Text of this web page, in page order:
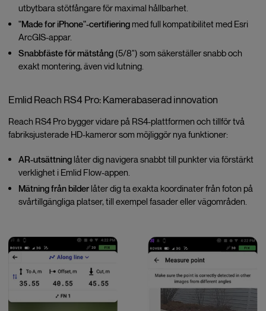
utbytbara stötfångare för maximal hållbarhet.
"Made for iPhone"-certifiering med full kompatibilitet med Esri
ArcGIS-appar.
Snabbfäste för mätstång (5/8") som säkerställer snabb och
exakt montering, även vid lutning.
Emlid Reach RS4 Pro: Kamerabaserad innovation
Reach RS4 Pro bygger vidare på RS4-plattformen och tillför två
fabriksjusterade HD-kameror som möjliggör nya funktioner:
AR-utsättning låter dig navigera snabbt till punkter via förstärkt
verklighet i Emlid Flow-appen.
Mätning från bilder låter dig ta exakta koordinater från foton på
svårtillgängliga platser, till exempel fasader eller vägområden.